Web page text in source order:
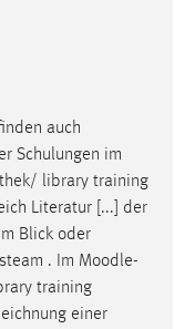
auch
Schulungen im
library training
Literatur [...] der
Blick oder
. Im Moodle-
training
einer